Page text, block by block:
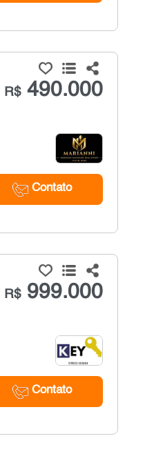
R$490.000
Contato
R$999.000
Contato